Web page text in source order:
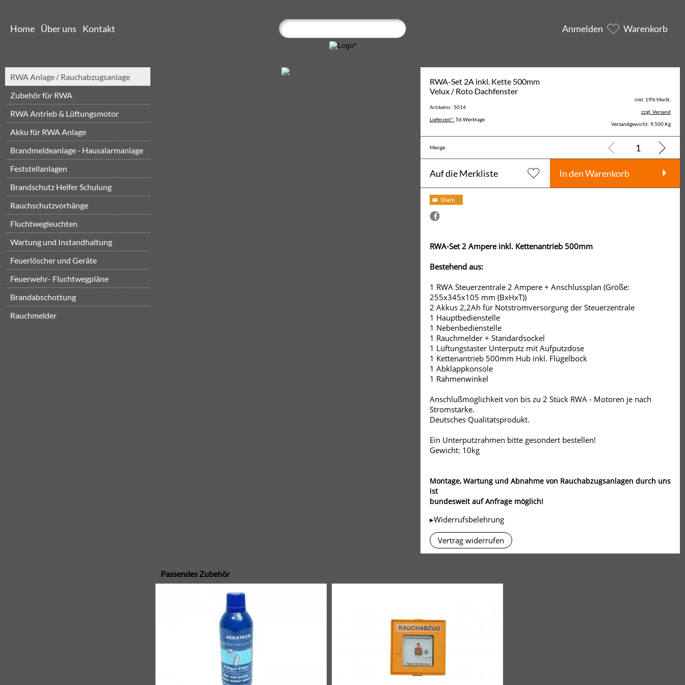
Home Über uns Kontakt Anmelden Warenkorb
RWA Anlage / Rauchabzugsanlage
Zubehör für RWA
RWA Antrieb & Lüftungsmotor
Akku für RWA Anlage
Brandmeldeanlage - Hausalarmanlage
Feststellanlagen
Brandschutz Helfer Schulung
Brandschut...
‎Rauchschutzvorhänge
Fluchtwegleuchten
Wartung und Instandhaltung
Feuerlöscher und Geräte
Feuerwehr- Fluchtwegpläne
Brandabschottung
Rauchmelder
RWA-Set 2A inkl. Kette 500mm
Velux / Roto Dachfenster
Artikelnr.: 5014
Lieferzeit*: 56 Werktage
inkl. 19% MwSt.
zzgl. Versand
Versandgewicht: 9,500 Kg
Menge:
Auf die Merkliste In den Warenkorb
RWA-Set 2 Ampere inkl. Kettenantrieb 500mm
Bestehend aus:
1 RWA Steuerzentrale 2 Ampere + Anschlussplan (Größe:
255x345x105 mm (BxHxT))
2 Akkus 2,2Ah für Notstromversorgung der Steuerzentrale
1 Hauptbedienstelle
1 Nebenbedienstelle
1 Rauchmelder + Standardsockel
1 Lüftungstaster Unterputz mit Aufputzdose
1 Kettenantrieb 500mm Hub inkl. Flügelbock
1 Abklappkonsole
1 Rahmenwinkel
Anschlußmöglichkeit von bis zu 2 Stück RWA - Motoren je nach
Stromstärke.
Deutsches Qualitätsprodukt.
Ein Unterputzrahmen bitte gesondert bestellen!
Gewicht: 10kg
Montage, Wartung und Abnahme von Rauchabzugsanlagen durch uns
ist
bundesweit auf Anfrage möglich!
▸Widerrufsbelehrung
Vertrag widerrufen
Passendes Zubehör